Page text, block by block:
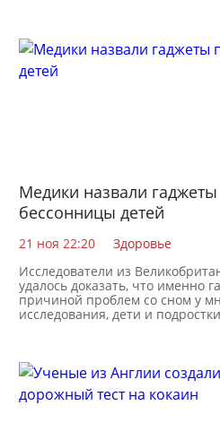
Медики назвали
бессонницы детей
21 ноя 22:20
Здоровье
Исследователи из
удалось доказать, что именно
причиной проблем со сном у
исследования, дети и